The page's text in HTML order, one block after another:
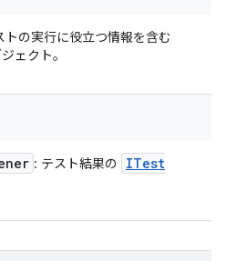
トの実行に役立つ情報を含む
ェクト。
: テスト結果の
ITest